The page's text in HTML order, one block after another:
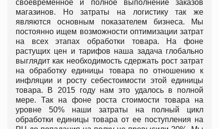
своевременное и полное выполнение заказов
магазинов. Но затраты на логистику так же
являются основным показателем бизнеса. Мы
постоянно ищем возможности оптимизации затрат
на всех этапах обработки товара. На фоне
растущих цен и тарифов наша задача глобально
выглядит как необходимость сдержать рост затрат
на обработку единицы товара по отношению к
инфляции и росту себестоимости этой единицы
товара. В 2015 году нам это удалось в полной
мере. Так на фоне роста стоимости товара на
уровне 50% наши затраты на полный цикл
обработки единицы товара от ее поступления на